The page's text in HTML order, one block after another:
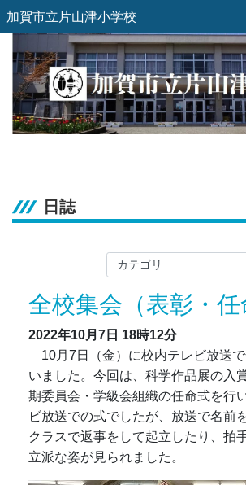
加賀市立片山津小学校
日誌
全校集会（表彰・任
2022年10月7日 18時12分
10月7日（金）に校内テレビ放送
いました。今回は、科学作品展の入
期委員会・学級会組織の任命式を行
ビ放送での式でしたが、放送で名前
クラスで返事をして起立したり、拍
立派な姿が見られました。